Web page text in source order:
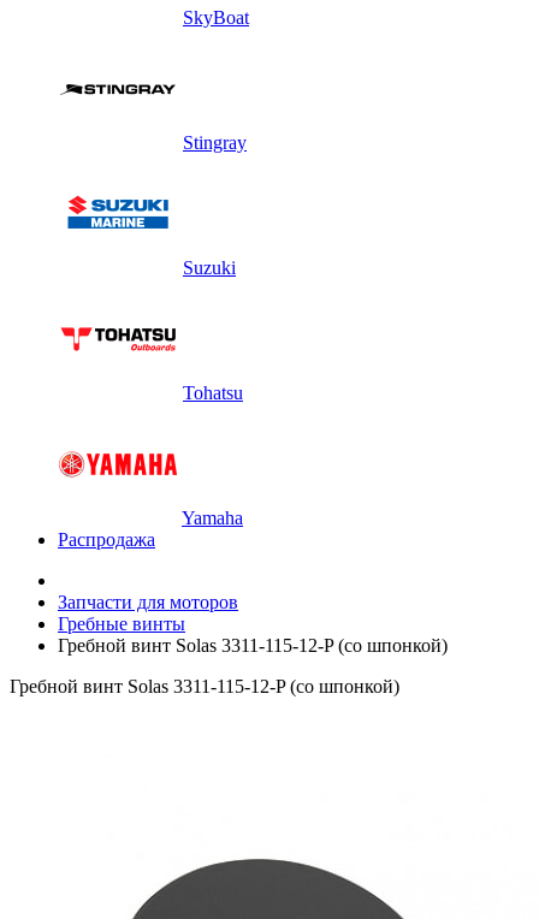
SkyBoat
Stingray
Suzuki
Tohatsu
Yamaha
Распродажа
Запчасти для моторов
Гребные винты
Гребной винт Solas 3311-115-12-P (со шпонкой)
Гребной винт Solas 3311-115-12-P (со шпонкой)